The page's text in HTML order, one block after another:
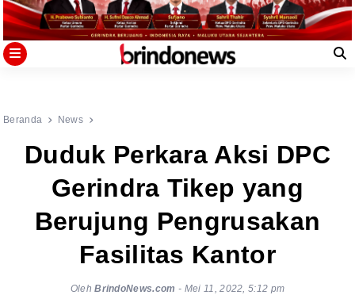
Beranda News
Duduk Perkara Aksi DPC
Gerindra Tikep yang
Berujung Pengrusakan
Fasilitas Kantor
OlehBrindoNews.com - Mei 11, 2022, 5:12 pm